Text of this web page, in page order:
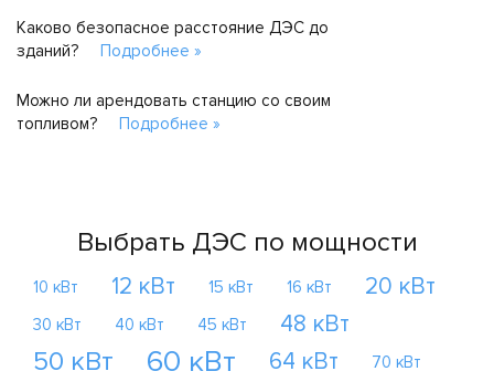
Каково безопасное расстояние ДЭС до
зданий?
Подробнее »
Можно ли арендовать станцию со своим
топливом?
Подробнее »
Выбрать ДЭС по мощности
10 кВт 12 кВт 15 кВт 16 кВт 20 кВт
30 кВт 40 кВт 45 кВт 48 кВт
50 кВт 60 кВт 64 кВт 70 кВт